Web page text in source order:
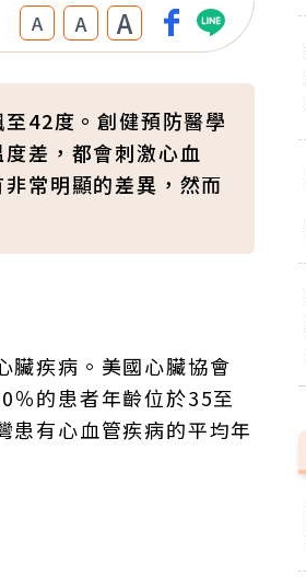
A A A
42度。創健預防醫學
差，都會刺激心血
常明顯的差異，然而
臟疾病。美國心臟協會
％的患者年齡位於35至
患有心血管疾病的平均年